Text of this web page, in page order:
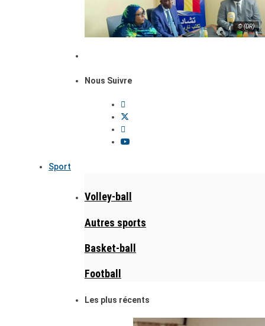
© (DR)
Nous Suivre
Sport
Volley-ball
Autres sports
Basket-ball
Football
Les plus récents